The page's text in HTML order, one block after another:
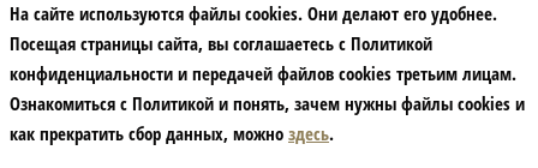
На сайте используются файлы cookies. Они делают его удобнее.
Посещая страницы сайта, вы соглашаетесь с Политикой
конфиденциальности и передачей файлов cookies третьим лицам.
Ознакомиться с Политикой и понять, зачем нужны файлы сookies и
как прекратить сбор данных, можно здесь.